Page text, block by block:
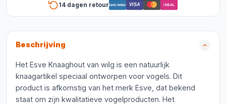
14 dagen retourBancontact VISA iDEAL
Beschrijving
Het Esve Knaaghout van wilg is een natuurlijk
knaagartikel speciaal ontworpen voor vogels. Dit
product is afkomstig van het merk Esve, dat bekend
staat om zijn kwalitatieve vogelproducten. Het